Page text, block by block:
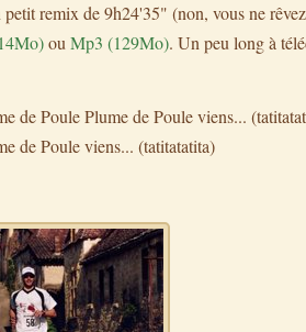
remix de 9h24'35" (non, vous ne
ouMp3 (129Mo). Un peu long à
de Poule Plume de Poule viens...
de Poule viens... (tatitatatita)